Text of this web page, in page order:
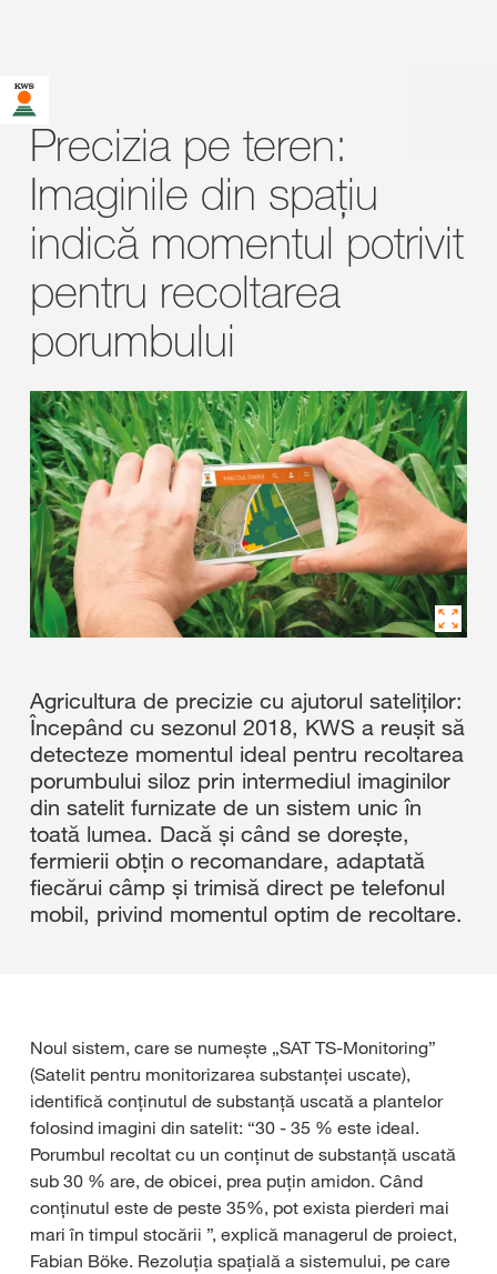
Precizia pe teren:
Imaginile din spațiu
indică momentul potrivit
pentru recoltarea
porumbului
Agricultura de precizie cu ajutorul sateliților:
Începând cu sezonul 2018, KWS a reușit să
detecteze momentul ideal pentru recoltarea
porumbului siloz prin intermediul imaginilor
din satelit furnizate de un sistem unic în
toată lumea. Dacă și când se dorește,
fermierii obțin o recomandare, adaptată
fiecărui câmp și trimisă direct pe telefonul
mobil, privind momentul optim de recoltare.
Noul sistem, care se numește „SAT TS-Monitoring”
(Satelit pentru monitorizarea substanței uscate),
identifică conținutul de substanță uscată a plantelor
folosind imagini din satelit: “30 - 35 % este ideal.
Porumbul recoltat cu un conținut de substanță uscată
sub 30 % are, de obicei, prea puțin amidon. Când
conținutul este de peste 35%, pot exista pierderi mai
mari în timpul stocării ”, explică managerul de proiect,
Fabian Böke. Rezoluția spațială a sistemului, pe care